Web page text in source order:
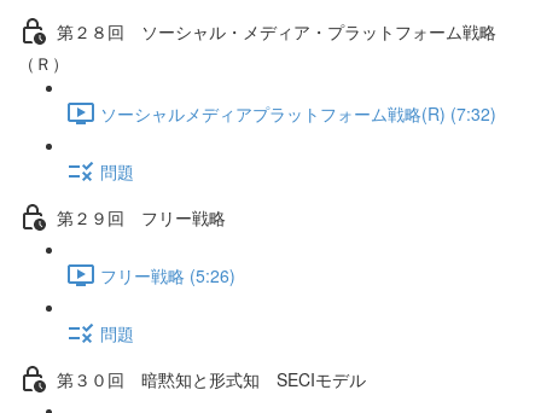
第２８回 ソーシャル・メディア・プラットフォーム戦略
（Ｒ）
ソーシャルメディアプラットフォーム戦略(R) (7:32)
問題
第２９回 フリー戦略
フリー戦略 (5:26)
問題
第３０回 暗黙知と形式知 SECIモデル